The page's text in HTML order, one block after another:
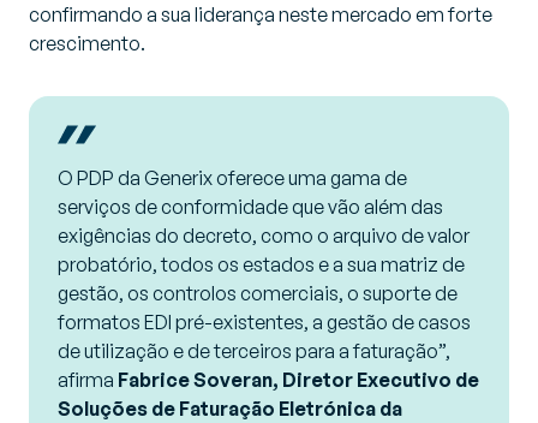
confirmando a sua liderança neste mercado em forte
crescimento.
O PDP da Generix oferece uma gama de
serviços de conformidade que vão além das
exigências do decreto, como o arquivo de valor
probatório, todos os estados e a sua matriz de
gestão, os controlos comerciais, o suporte de
formatos EDI pré-existentes, a gestão de casos
de utilização e de terceiros para a faturação”,
afirma Fabrice Soveran, Diretor Executivo de
Soluções de Faturação Eletrónica da